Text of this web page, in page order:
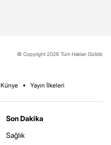
© Copyright 2026 Tüm Hakları Gizlidir.
Künye Yayın İlkeleri
Son Dakika
Sağlık